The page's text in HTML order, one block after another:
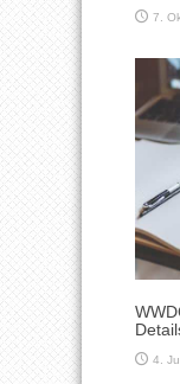
7.
4.